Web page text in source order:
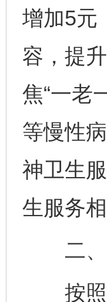
增加5元
容，提
焦“一老
等慢性
神卫生
生服务
二、
按照